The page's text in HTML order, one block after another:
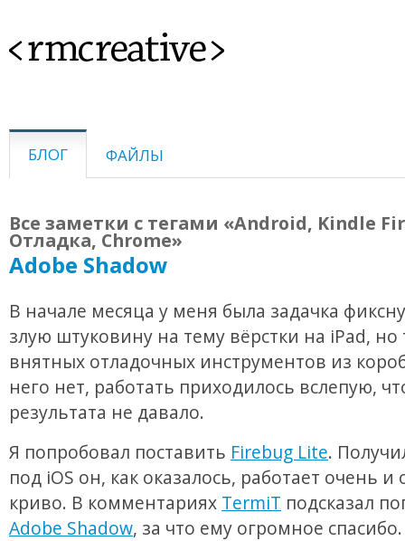
<rmcreative>
БЛОГ ФАЙЛЫ
Все заметки с тегами «Android, Kindle
Отладка, Chrome»
Adobe Shadow
В начале месяца у меня была задачка
злую штуковину на тему вёрстки на iPad, но
внятных отладочных инструментов из
него нет, работать приходилось вслепую,
результата не давало.
Я попробовал поставить Firebug Lite.
под iOS он, как оказалось, работает очень и
криво. В комментариях TermiT подсказал
Adobe Shadow, за что ему огромное спасибо.